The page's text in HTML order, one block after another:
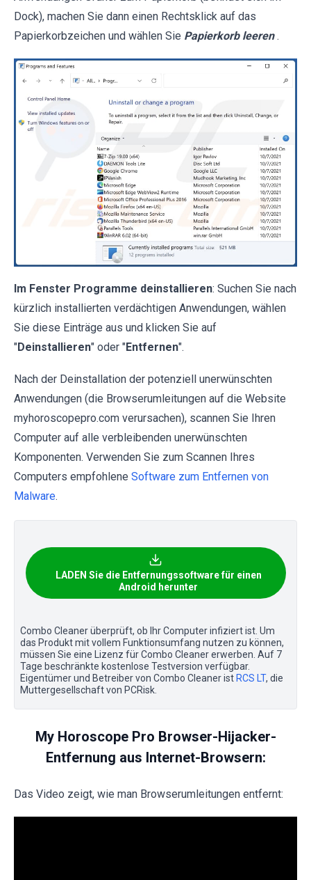
Dock), machen Sie dann einen Rechtsklick auf das
Papierkorbzeichen und wählen Sie Papierkorb leeren .
Im Fenster Programme deinstallieren: Suchen Sie nach
kürzlich installierten verdächtigen Anwendungen, wählen
Sie diese Einträge aus und klicken Sie auf
"Deinstallieren" oder "Entfernen".
Nach der Deinstallation der potenziell unerwünschten
Anwendungen (die Browserumleitungen auf die Website
myhoroscopepro.com verursachen), scannen Sie Ihren
Computer auf alle verbleibenden unerwünschten
Komponenten. Verwenden Sie zum Scannen Ihres
Computers empfohlene Software zum Entfernen von
Malware.
LADEN Sie die Entfernungssoftware für einen
Android herunter
Combo Cleaner überprüft, ob Ihr Computer infiziert ist. Um
das Produkt mit vollem Funktionsumfang nutzen zu können,
müssen Sie eine Lizenz für Combo Cleaner erwerben. Auf 7
Tage beschränkte kostenlose Testversion verfügbar.
Eigentümer und Betreiber von Combo Cleaner ist RCS LT, die
Muttergesellschaft von PCRisk.
My Horoscope Pro Browser-Hijacker-
Entfernung aus Internet-Browsern:
Das Video zeigt, wie man Browserumleitungen entfernt: